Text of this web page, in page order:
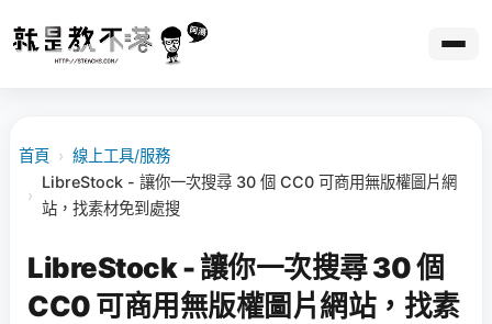
首頁 › 線上工具/服務
›
LibreStock - 讓你一次搜尋 30 個 CC0 可商用無版權圖片網
站，找素材免到處搜
LibreStock - 讓你一次搜尋 30 個
CC0 可商用無版權圖片網站，找素